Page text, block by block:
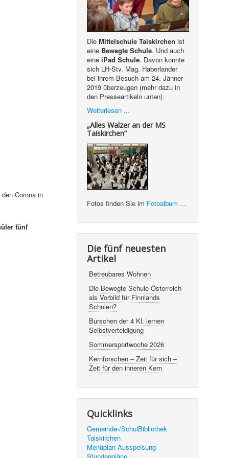
Corona in
fünf
DieMittelschule Taiskirchen ist
eine Bewegte Schule. Und auch
eineiPad Schule. Davon konnte
sich LH-Stv. Mag. Haberlander
bei ihrem Besuch am 24. Jänner
2019 überzeugen (mehr dazu in
den Presseartikeln unten).
Weiterlesen ...
„Alles Walzer an der MS
Taiskirchen“
Fotos finden Sie im Fotoalbum ...
Die fünf neuesten
Artikel
Betreubares Wohnen
Die Bewegte Schule Österreich
als Vorbild für Finnlands
Schulen?
Burschen der 4 Kl. lernen
Selbstverteidigung
Sommersportwoche 2026
Kernforschen – Zeit für sich –
Zeit für den inneren Kern
Quicklinks
Gemeinde-/SchulBibliothek
Taiskirchen
Menüplan Ausspeisung